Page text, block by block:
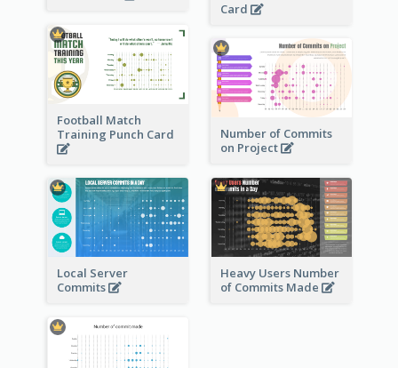
Card
Football Match
Training Punch Card
Number of Commits
on Project
Local Server
Commits
Heavy Users Number
of Commits Made